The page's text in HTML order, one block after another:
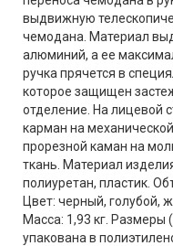
выдвижную
чемодана. Материал
алюминий, а ее
ручка прячется в
которое защищен
отделение. На лицевой
карман на
прорезной каман на
ткань. Материал
полиуретан, пластик.
Цвет: черный, голубой,
Масса: 1,93 кг.
упакована в